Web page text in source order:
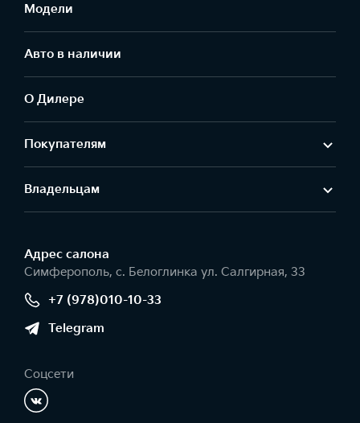
Модели
Авто в наличии
О Дилере
Покупателям
Владельцам
Адрес салонa
Симферополь, с. Белоглинка ул. Салгирная, 33
+7 (978)010-10-33
Telegram
Соцсети